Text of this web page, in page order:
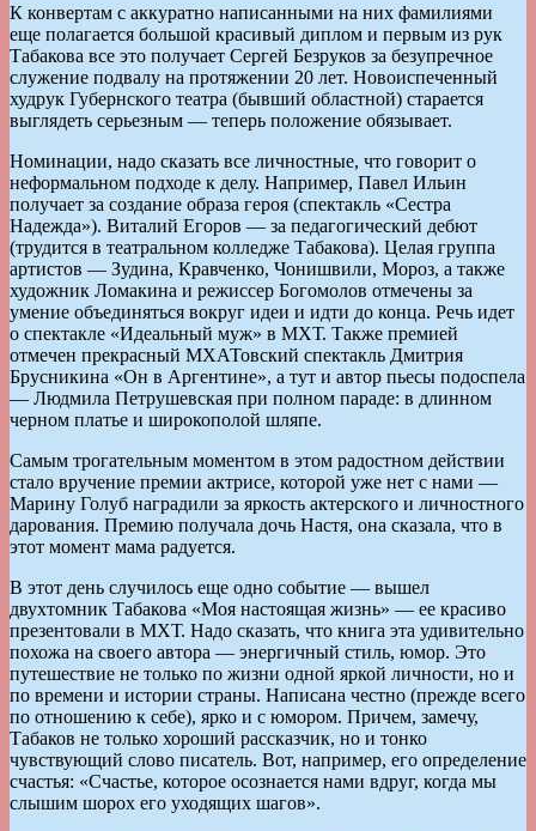
К конвертам с аккуратно написанными на них фамилиями
еще полагается большой красивый диплом и первым из рук
Табакова все это получает Сергей Безруков за безупречное
служение подвалу на протяжении 20 лет. Новоиспеченный
худрук Губернского театра (бывший областной) старается
выглядеть серьезным — теперь положение обязывает.
Номинации, надо сказать все личностные, что говорит о
неформальном подходе к делу. Например, Павел Ильин
получает за создание образа героя (спектакль «Сестра
Надежда»). Виталий Егоров — за педагогический дебют
(трудится в театральном колледже Табакова). Целая группа
артистов — Зудина, Кравченко, Чонишвили, Мороз, а также
художник Ломакина и режиссер Богомолов отмечены за
умение объединяться вокруг идеи и идти до конца. Речь идет
о спектакле «Идеальный муж» в МХТ. Также премией
отмечен прекрасный МХАТовский спектакль Дмитрия
Брусникина «Он в Аргентине», а тут и автор пьесы подоспела
— Людмила Петрушевская при полном параде: в длинном
черном платье и широкополой шляпе.
Самым трогательным моментом в этом радостном действии
стало вручение премии актрисе, которой уже нет с нами —
Марину Голуб наградили за яркость актерского и личностного
дарования. Премию получала дочь Настя, она сказала, что в
этот момент мама радуется.
В этот день случилось еще одно событие — вышел
двухтомник Табакова «Моя настоящая жизнь» — ее красиво
презентовали в МХТ. Надо сказать, что книга эта удивительно
похожа на своего автора — энергичный стиль, юмор. Это
путешествие не только по жизни одной яркой личности, но и
по времени и истории страны. Написана честно (прежде всего
по отношению к себе), ярко и с юмором. Причем, замечу,
Табаков не только хороший рассказчик, но и тонко
чувствующий слово писатель. Вот, например, его определение
счастья: «Счастье, которое осознается нами вдруг, когда мы
слышим шорох его уходящих шагов».